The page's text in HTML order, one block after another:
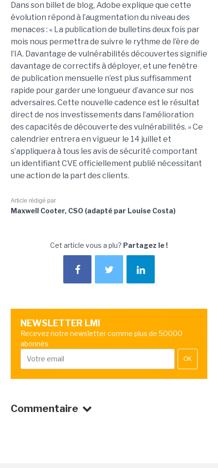
Dans son billet de blog, Adobe explique que cette
évolution répond à l’augmentation du niveau des
menaces : « La publication de bulletins deux fois par
mois nous permettra de suivre le rythme de l’ère de
l’IA. Davantage de vulnérabilités découvertes signifie
davantage de correctifs à déployer, et une fenêtre
de publication mensuelle n’est plus suffisamment
rapide pour garder une longueur d’avance sur nos
adversaires. Cette nouvelle cadence est le résultat
direct de nos investissements dans l’amélioration
des capacités de découverte des vulnérabilités. » Ce
calendrier entrera en vigueur le 14 juillet et
s’appliquera à tous les avis de sécurité comportant
un identifiant CVE officiellement publié nécessitant
une action de la part des clients.
Article rédigé par
Maxwell Cooter, CSO (adapté par Louise Costa)
Cet article vous a plu? Partagez le !
NEWSLETTER LMI
Recevez notre newsletter comme plus de 50000
abonnés
OK
Commentaire